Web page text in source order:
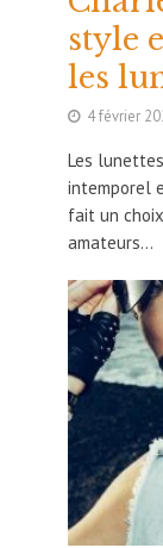
style
les
4 février
Les
intemporel
fait un
amateurs...